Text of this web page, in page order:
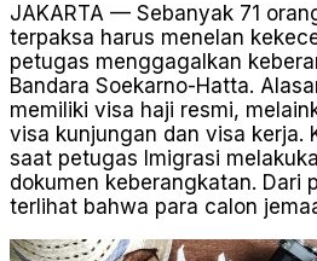
JAKARTA — Sebanyak 71
terpaksa harus menelan
petugas menggagalkan
Bandara Soekarno-Hatta.
memiliki visa haji resmi,
visa kunjungan dan visa kerja.
saat petugas Imigrasi
dokumen keberangkatan. Dari
terlihat bahwa para calon